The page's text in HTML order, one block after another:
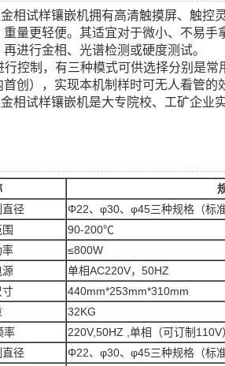
相试样镶嵌机拥有高清触摸屏、触控
量更轻便。其适宜对于微小、不易
进行金相、光谱检测或硬度测试。
行控制，有三种模式可供选择分别是
创），实现本机制样时可无人看管的
相试样镶嵌机是大专院校、工矿企业
直径
Φ22、φ30、φ45三种规格（标
90-200℃
率
≤800W
源
单相AC220V，50HZ
寸
440mm*253mm*310mm
32KG
率
220V,50HZ ,单相（可订制110V
直径
Φ22、φ30、φ45三种规格（标